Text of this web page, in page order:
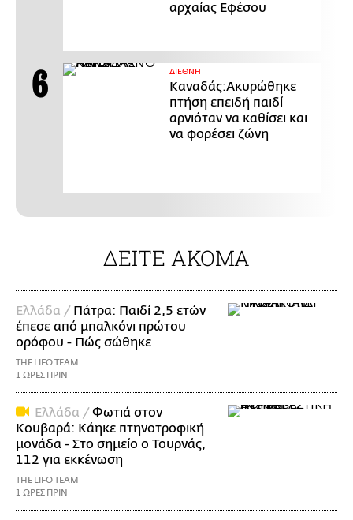
αρχαίας Εφέσου
ΔΙΕΘΝΗ
Καναδάς:Ακυρώθηκε
πτήση επειδή παιδί
αρνιόταν να καθίσει και
να φορέσει ζώνη
ΔΕΙΤΕ ΑΚΟΜΑ
Ελλάδα / Πάτρα: Παιδί 2,5 ετών
έπεσε από μπαλκόνι πρώτου
ορόφου - Πώς σώθηκε
THE LIFO TEAM
1 ΩΡΕΣ ΠΡΙΝ
Ελλάδα /Φωτιά στον
Κουβαρά: Κάηκε πτηνοτροφική
μονάδα - Στο σημείο ο Τουρνάς,
112 για εκκένωση
THE LIFO TEAM
1 ΩΡΕΣ ΠΡΙΝ